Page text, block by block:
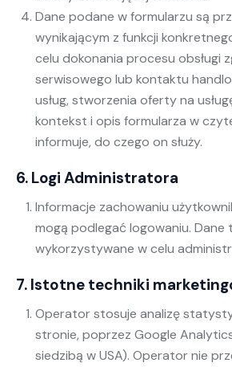
Dane podane w formularzu są
wynikającym z funkcji
celu dokonania procesu obsługi
serwisowego lub kontaktu
usług, stworzenia oferty na
kontekst i opis formularza w
informuje, do czego on służy.
6. Logi Administratora
Informacje zachowaniu
mogą podlegać logowaniu. Dane
wykorzystywane w celu
7. Istotne techniki
Operator stosuje analizę
stronie, poprzez Google
siedzibą w USA). Operator nie